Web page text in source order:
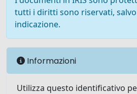
tutti i diritti sono riservati,
indicazione.
Informazioni
Utilizza questo identificativo